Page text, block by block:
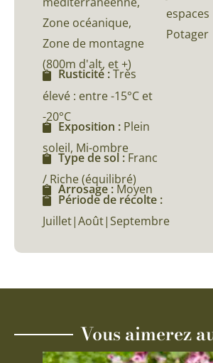
Zone océanique,
Zone de montagne
(800m d'alt, et +)
Rusticité :Très
élevé : entre -15°C et
-20°C
Exposition : Plein
soleil, Mi-ombre
Type de sol : Franc
/ Riche (équilibré)
Arrosage : Moyen
Période de récolte :
Juillet|Août|Septembre
espaces
Potager
Vous aimerez